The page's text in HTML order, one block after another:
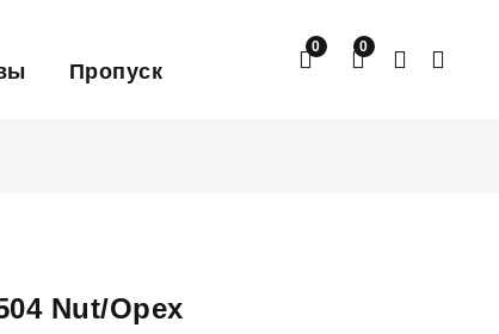
Пропуск
0 0
Nut/Орех